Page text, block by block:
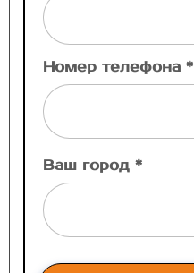
Номер телефона *
Ваш город *